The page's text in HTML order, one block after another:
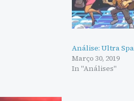
Análise: Ultra
Março 30, 2019
In "Análises"